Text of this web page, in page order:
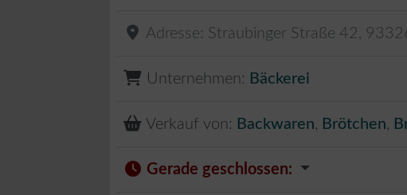
Adresse: Straubinger Straße 42 ,
Unternehmen: Bäckerei
Verkauf von: Backwaren, Brötchen,
Gerade geschlossen: